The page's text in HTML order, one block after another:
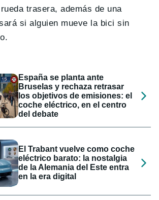
trasera, además de una
si alguien mueve la bici sin
España se planta ante
Bruselas y rechaza retrasar
los objetivos de emisiones: el
coche eléctrico, en el centro
del debate
El Trabant vuelve como coche
eléctrico barato: la nostalgia
de la Alemania del Este entra
en la era digital